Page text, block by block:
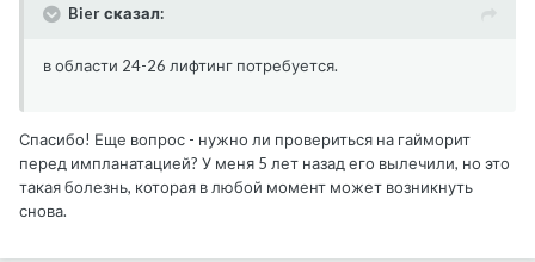
Bier сказал:
в области 24-26 лифтинг потребуется.
Спасибо! Еще вопрос - нужно ли провериться на гайморит
перед импланатацией? У меня 5 лет назад его вылечили, но это
такая болезнь, которая в любой момент может возникнуть
снова.